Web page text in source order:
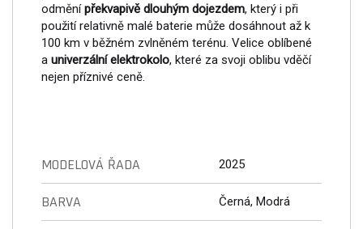
odměnípřekvapivě dlouhým dojezdem, který i při
použití relativně malé baterie může dosáhnout až k
100 km v běžném zvlněném terénu. Velice oblíbené
a univerzální elektrokolo, které za svoji oblibu vděčí
nejen příznivé ceně.
MODELOVÁ ŘADA 2025
BARVA Černá, Modrá